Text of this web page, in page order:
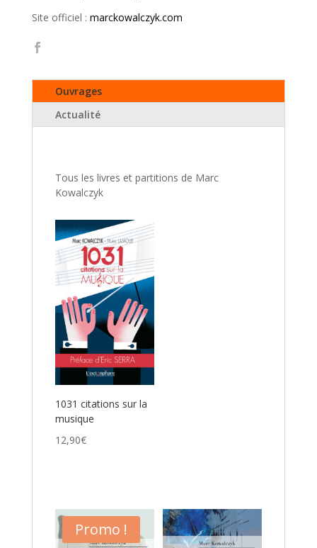
Site officiel : marckowalczyk.com
Ouvrages
Actualité
Tous les livres et partitions de Marc
Kowalczyk
1031 citations sur la
musique
12,90€
Promo !